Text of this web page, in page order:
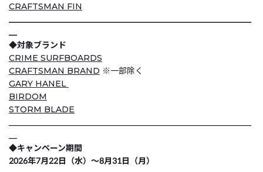
CRAFTSMAN FIN
___________________________________________________________
__
◆対象ブランド
CRIME SURFBOARDS
CRAFTSMAN BRAND ※一部除く
GARY HANEL
BIRDOM
STORM BLADE
◆キャンペーン期間
2026年7月22日（水）～8月31日（月）